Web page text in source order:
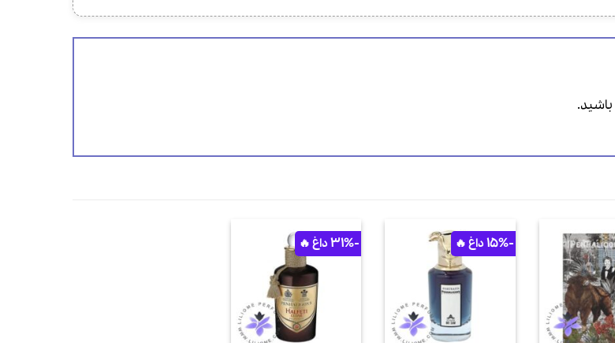
باشید.
-15%
-31%